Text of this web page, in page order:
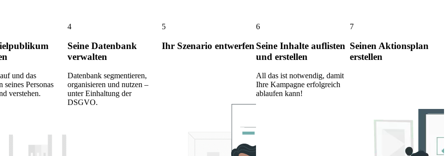
und das
seines Personas
verstehen.
4
Seine Datenbank
verwalten
Datenbank segmentieren,
organisieren und nutzen –
unter Einhaltung der
DSGVO.
5
Ihr Szenario entwerfen
6
Seine Inhalte auflisten
und erstellen
All das ist notwendig, damit
Ihre Kampagne erfolgreich
ablaufen kann!
7
Seinen Aktionsplan
erstellen